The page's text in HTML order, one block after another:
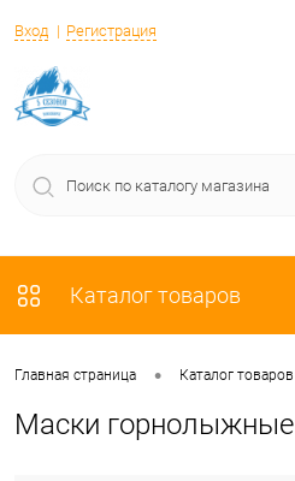
Вход Регистрация
Каталог товаров
Главная страница • Каталог товаров
Маски горнолыжные